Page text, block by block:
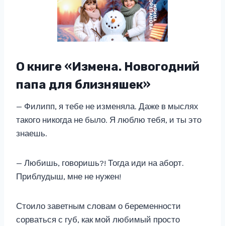
О книге «Измена. Новогодний
папа для близняшек»
— Филипп, я тебе не изменяла. Даже в мыслях
такого никогда не было. Я люблю тебя, и ты это
знаешь.
— Любишь, говоришь?! Тогда иди на аборт.
Приблудыш, мне не нужен!
Стоило заветным словам о беременности
сорваться с губ, как мой любимый просто